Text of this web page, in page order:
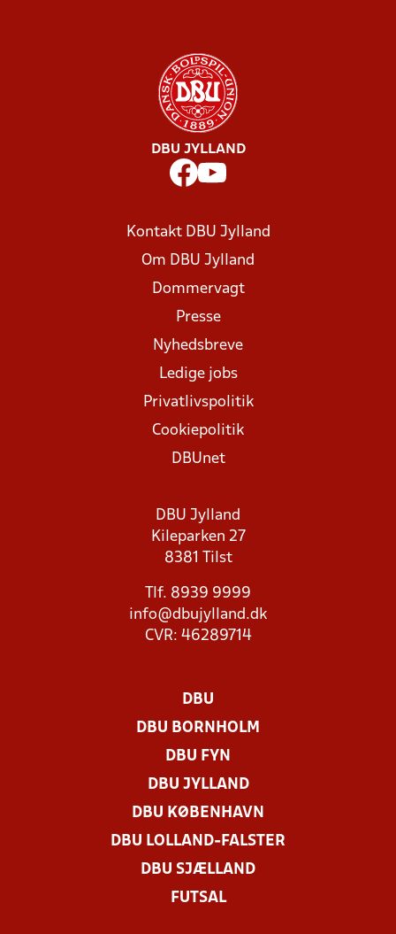
DBU JYLLAND
Kontakt DBU Jylland
Om DBU Jylland
Dommervagt
Presse
Nyhedsbreve
Ledige jobs
Privatlivspolitik
Cookiepolitik
DBUnet
DBU Jylland
Kileparken 27
8381 Tilst
Tlf. 8939 9999
info@dbujylland.dk
CVR: 46289714
DBU
DBU BORNHOLM
DBU FYN
DBU JYLLAND
DBU KØBENHAVN
DBU LOLLAND-FALSTER
DBU SJÆLLAND
FUTSAL